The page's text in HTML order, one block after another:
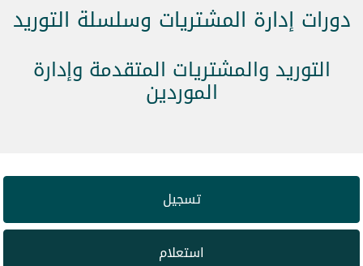
دورات إدارة المشتريات وسلسلة التوريد
التوريد والمشتريات المتقدمة وإدارة
الموردين
تسجيل
استعلام